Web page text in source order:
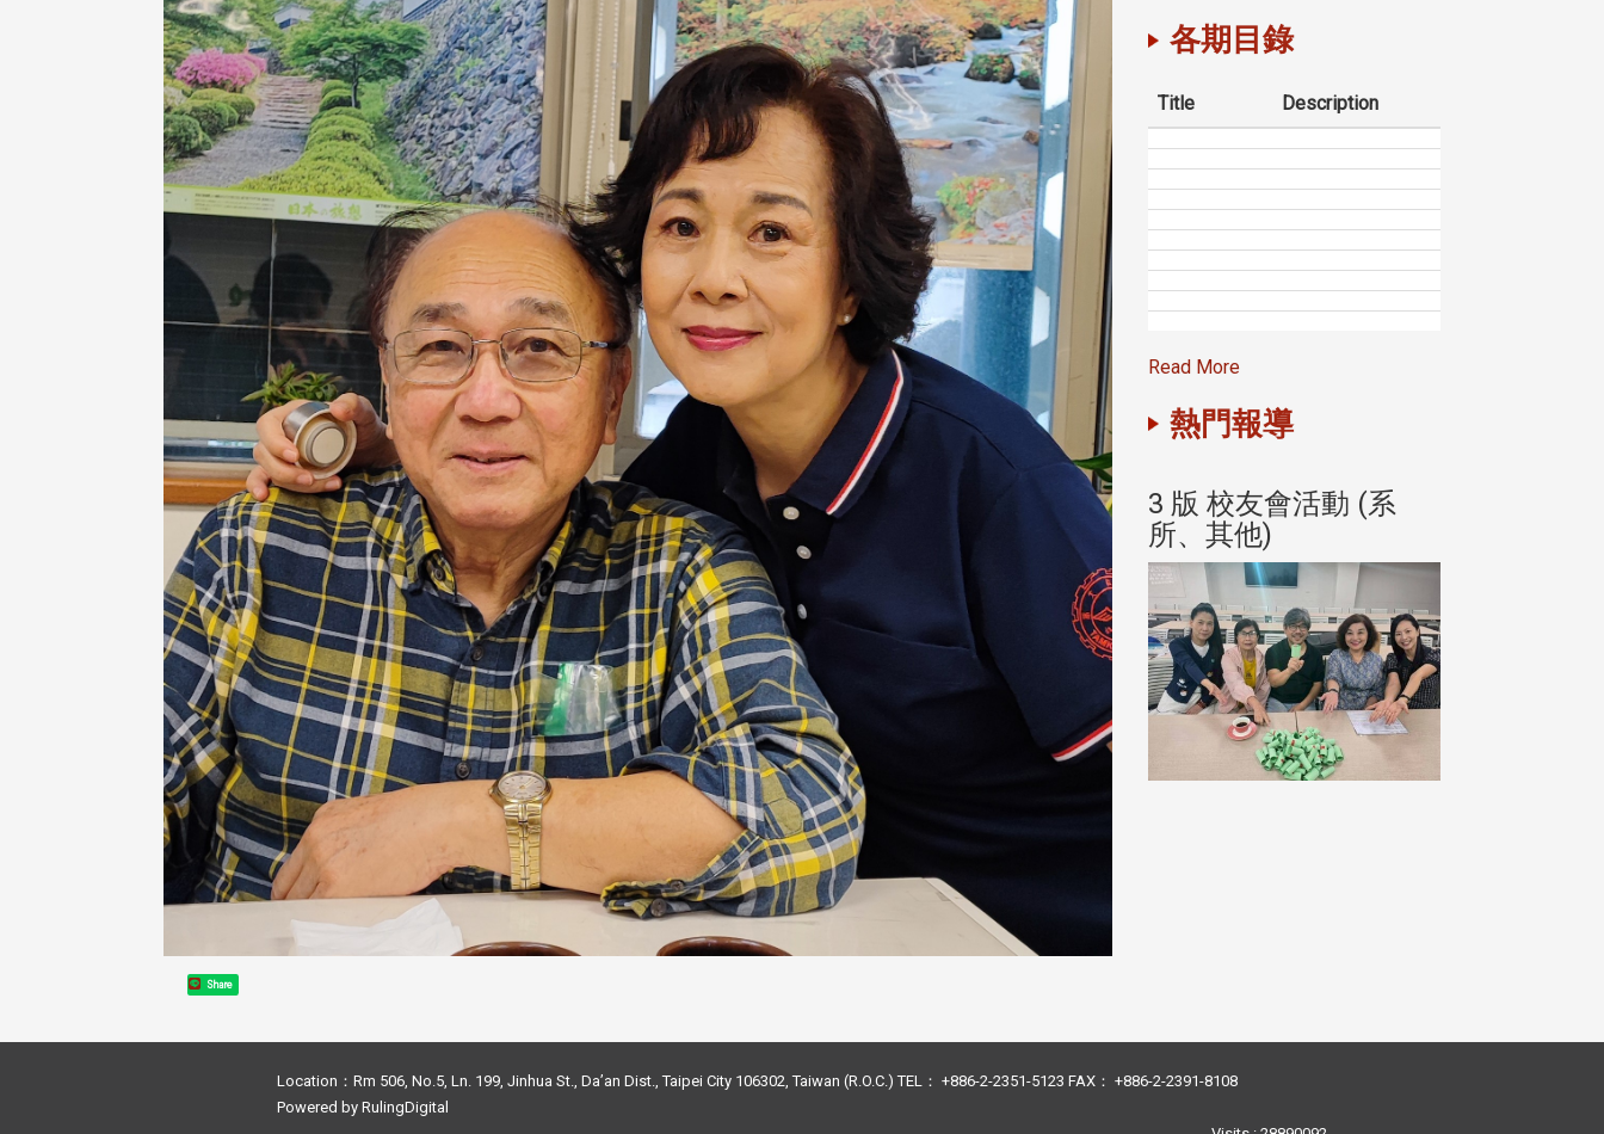
Share
各期目錄
Title Description
Read More
熱門報導
3 版 校友會活動 (系
所、其他)
3 版 校友會活動 (系
所、其他)
3 版 校友會活動 (系
所、其他)
Location：Rm 506, No.5, Ln. 199, Jinhua St., Da’an Dist., Taipei City 106302, Taiwan (R.O.C.) TEL： +886-2-2351-5123 FAX： +886-2-2391-8108
Powered by RulingDigital